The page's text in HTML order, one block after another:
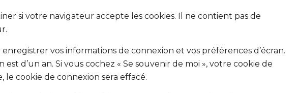
si votre navigateur accepte les cookies. Il ne contient pas de
vos informations de connexion et vos préférences d’écran.
d’un an. Si vous cochez « Se souvenir de moi », votre cookie de
cookie de connexion sera effacé.